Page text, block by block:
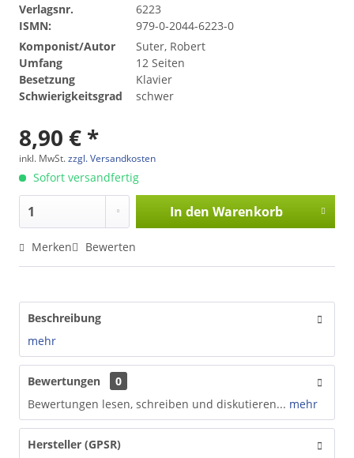
Verlagsnr.
6223
ISMN:
979-0-2044-6223-0
Komponist/Autor
Suter, Robert
Umfang
12 Seiten
Besetzung
Klavier
Schwierigkeitsgrad
schwer
8,90 € *
inkl. MwSt.zzgl. Versandkosten
Sofort versandfertig
In den Warenkorb
Merken Bewerten
Beschreibung
mehr
Bewertungen
0
Bewertungen lesen, schreiben und diskutieren... mehr
Hersteller (GPSR)